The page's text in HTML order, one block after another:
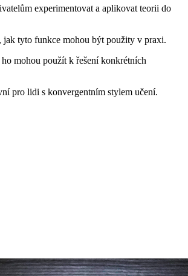
experimentovat a aplikovat teorii do
jak tyto funkce mohou být použity v praxi.
mohou použít k řešení konkrétních
pro lidi s konvergentním stylem učení.